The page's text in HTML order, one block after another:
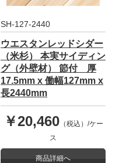
SH-127-2440
ウエスタンレッドシダー
（米杉） 本実サイディン
グ（外壁材） 節付 厚
17.5mm x 働幅127mm x
長2440mm
￥20,460（税込）/ケー
ス
商品詳細へ